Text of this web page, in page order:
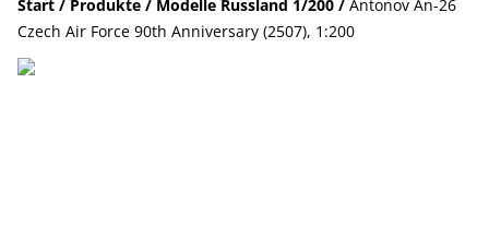
Start / Produkte / Modelle Russland 1/200 / Antonov An-26
Czech Air Force 90th Anniversary (2507), 1:200